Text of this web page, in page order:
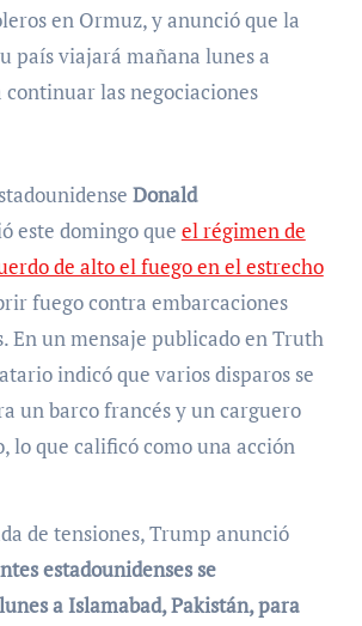
en Ormuz, y anunció que la
país viajará mañana lunes a
continuar las negociaciones
Donald
este domingo que el régimen de
de alto el fuego en el estrecho
fuego contra embarcaciones
En un mensaje publicado en Truth
indicó que varios disparos se
un barco francés y un carguero
lo que calificó como una acción
de tensiones, Trump anunció
estadounidenses se
a Islamabad, Pakistán, para